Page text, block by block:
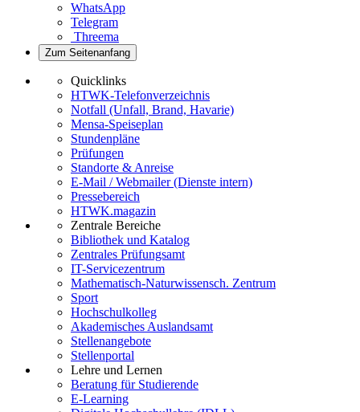
WhatsApp
Telegram
Threema
Zum Seitenanfang
Quicklinks
HTWK-Telefonverzeichnis
Notfall (Unfall, Brand, Havarie)
Mensa-Speiseplan
Stundenpläne
Prüfungen
Standorte & Anreise
E-Mail / Webmailer (Dienste intern)
Pressebereich
HTWK.magazin
Zentrale Bereiche
Bibliothek und Katalog
Zentrales Prüfungsamt
IT-Servicezentrum
Mathematisch-Naturwissensch. Zentrum
Sport
Hochschulkolleg
Akademisches Auslandsamt
Stellenangebote
Stellenportal
Lehre und Lernen
Beratung für Studierende
E-Learning